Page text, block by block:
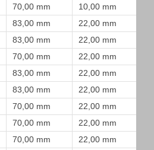
70,00 mm
10,00 mm
83,00 mm
22,00 mm
83,00 mm
22,00 mm
70,00 mm
22,00 mm
83,00 mm
22,00 mm
83,00 mm
22,00 mm
70,00 mm
22,00 mm
70,00 mm
22,00 mm
70,00 mm
22,00 mm